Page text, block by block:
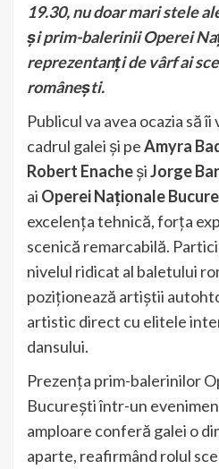
19.30, nu doar mari stele
și prim-balerinii Operei
reprezentanți de vârf ai
românești.
Publicul va avea ocazia să
cadrul galei și peAmyra
Robert EnacheșiJorge
ai Operei Naționale
excelența tehnică, forța
scenică remarcabilă.
nivelul ridicat al baletului
poziționează artiștii
artistic direct cu elitele
dansului.
Prezența prim-balerinilor
București într-un
amploare conferă galei o
aparte, reafirmând rolul